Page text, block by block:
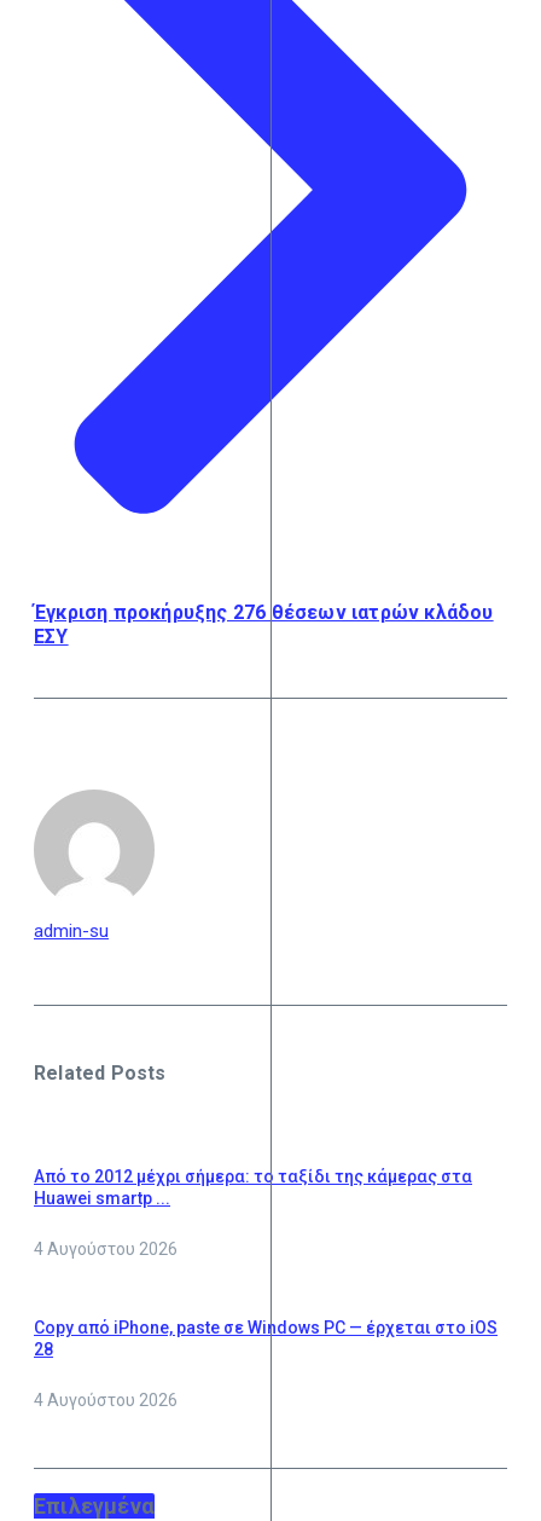
Έγκριση προκήρυξης 276 θέσεων ιατρών κλάδου
ΕΣΥ
admin-su
Related Posts
Από το 2012 μέχρι σήμερα: το ταξίδι της κάμερας στα
Huawei smartp ...
4 Αυγούστου 2026
Copy από iPhone, paste σε Windows PC — έρχεται στο iOS
28
4 Αυγούστου 2026
Επιλεγμένα